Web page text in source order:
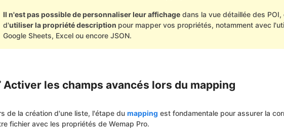
Il n'est pas possible de personnaliser leur affichage dans la vue détaillée des
d'utiliser la propriété description pour mapper vos propriétés, notamment avec
Google Sheets, Excel ou encore JSON.
Activer les champs avancés lors du mapping
de la création d'une liste, l'étape dumapping est fondamentale pour assurer la
fichier avec les propriétés de Wemap Pro.